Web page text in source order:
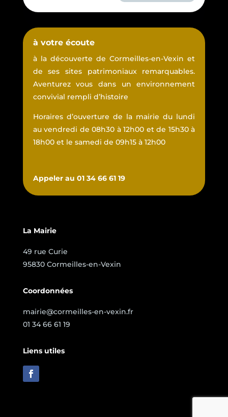
à votre écoute
à la découverte de Cormeilles-en-Vexin et
de ses sites patrimoniaux remarquables.
Aventurez vous dans un environnement
convivial rempli d’histoire
Horaires d’ouverture de la mairie du lundi
au vendredi de 08h30 à 12h00 et de 15h30 à
18h00 et le samedi de 09h15 à 12h00
Appeler au 01 34 66 61 19
La Mairie
49 rue Curie
95830 Cormeilles-en-Vexin
Coordonnées
mairie@cormeilles-en-vexin.fr
01 34 66 61 19
Liens utiles